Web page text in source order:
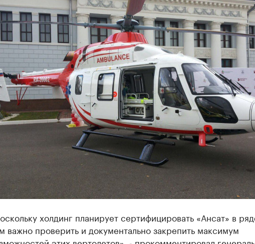
холдинг планирует сертифицировать «Ансат» в
важно проверить и документально закрепить максимум